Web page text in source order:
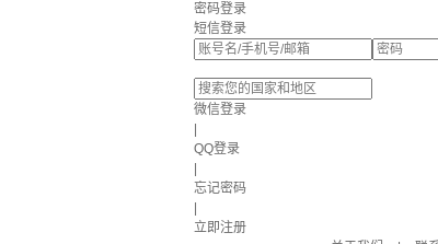
密码登录
短信登录
微信登录
QQ登录
忘记密码
立即注册